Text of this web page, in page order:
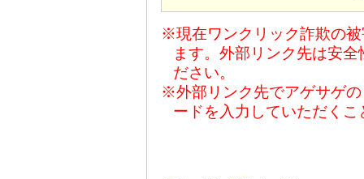
※現在ワンクリック詐欺の
ます。外部リンク先は安
ださい。
※外部リンク先でアゲサゲ
ードを入力していただく